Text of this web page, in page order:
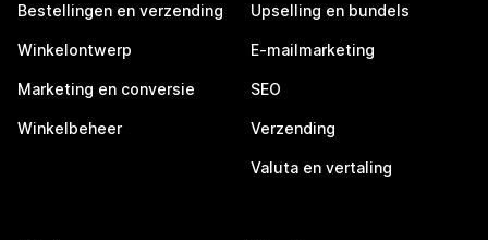
Bestellingen en verzending
Winkelontwerp
Marketing en conversie
Winkelbeheer
Upselling en bundels
E-mailmarketing
SEO
Verzending
Valuta en vertaling